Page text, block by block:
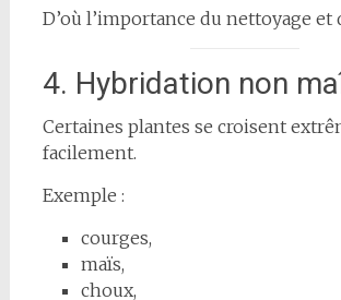
D’où l’importance du nettoyage et
4. Hybridation non
Certaines plantes se croisent
facilement.
Exemple :
courges,
maïs,
choux,